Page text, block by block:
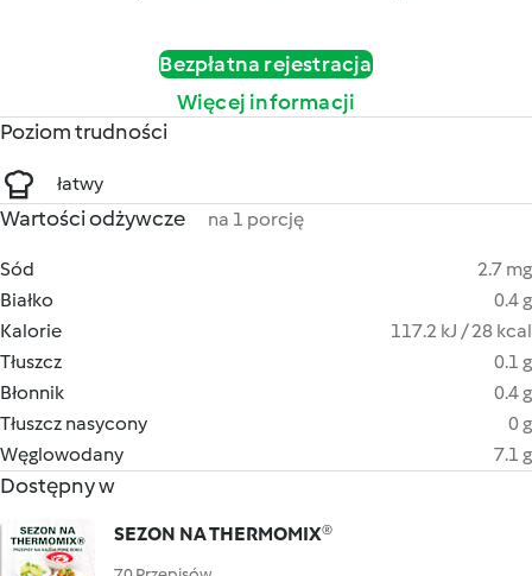
Bezpłatna rejestracja
Więcej informacji
Poziom trudności
łatwy
Wartości odżywcze na 1 porcję
Sód
2.7 mg
Białko
0.4 g
Kalorie
117.2 kJ / 28 kcal
Tłuszcz
0.1 g
Błonnik
0.4 g
Tłuszcz nasycony
0 g
Węglowodany
7.1 g
Dostępny w
SEZON NA THERMOMIX®